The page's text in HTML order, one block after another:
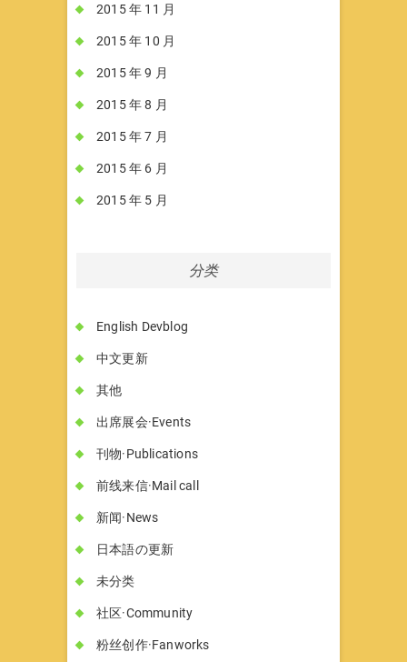
2015 年 11 月
2015 年 10 月
2015 年 9 月
2015 年 8 月
2015 年 7 月
2015 年 6 月
2015 年 5 月
分类
English Devblog
中文更新
其他
出席展会·Events
刊物·Publications
前线来信·Mail call
新闻·News
日本語の更新
未分类
社区·Community
粉丝创作·Fanworks